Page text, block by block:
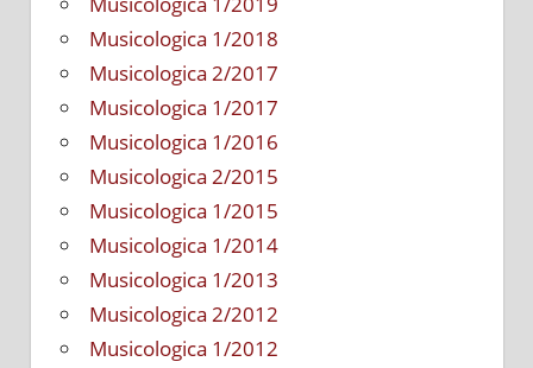
Musicologica 1/2018
Musicologica 2/2017
Musicologica 1/2017
Musicologica 1/2016
Musicologica 2/2015
Musicologica 1/2015
Musicologica 1/2014
Musicologica 1/2013
Musicologica 2/2012
Musicologica 1/2012